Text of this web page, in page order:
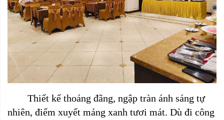
Thiết kế thoáng đãng, ngập tràn ánh sáng tự
nhiên, điểm xuyết mảng xanh tươi mát. Dù đi công